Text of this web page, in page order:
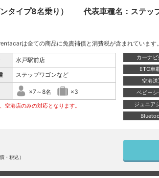
タイプ8名乗り） 代表車種名：ステッ
は全ての商品に免責補償と消費税が含まれています
水戸駅前店
ステップワゴンなど
×7～8名 ×3
空港店のみの対応となります。
カーナ
ETC車
空港送
ベビーシ
ジュニア
・税込）